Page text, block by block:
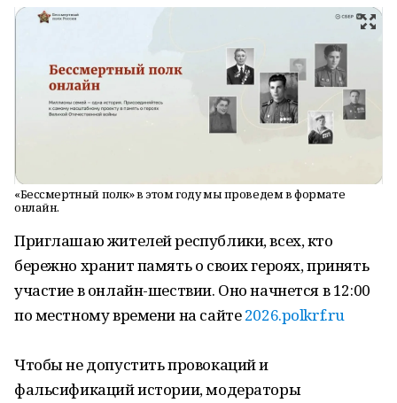
«Бессмертный полк» в этом году мы проведем в формате
онлайн.
Приглашаю жителей республики, всех, кто
бережно хранит память о своих героях, принять
участие в онлайн-шествии. Оно начнется в 12:00
по местному времени на сайте2026.polkrf.ru
Чтобы не допустить провокаций и
фальсификаций истории, модераторы